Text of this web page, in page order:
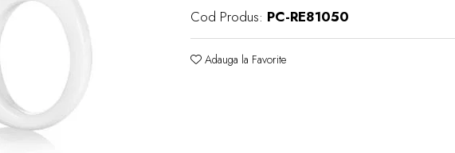
Cod Produs: PC-RE81050
Adauga la Favorite